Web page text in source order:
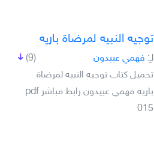
توجيه النبيه لمرضاة باريه
(9) لـِ: فهمي عبيدون
تحميل كتاب توجيه النبيه لمرضاة
باريه فهمي عبيدون رابط مباشر pdf
015